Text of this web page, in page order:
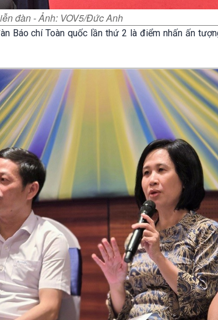
đàn - Ảnh: VOV5/Đức Anh
Báo chí Toàn quốc lần thứ 2 là điểm nhấn ấn